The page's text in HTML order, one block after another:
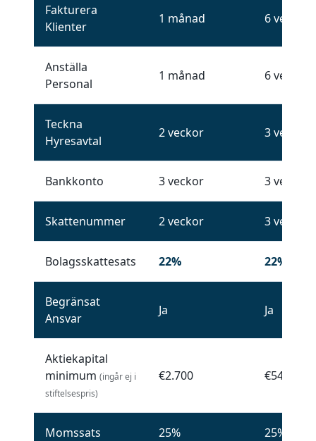
Fakturera
Klienter
1 månad 6 veckor
Anställa
Personal
1 månad 6 veckor
Teckna
Hyresavtal
2 veckor 3 veckor
Bankkonto 3 veckor 3 veckor
Skattenummer 2 veckor 3 veckor
Bolagsskattesats 22% 22%
Begränsat
Ansvar
Ja Ja
Aktiekapital
minimum (ingår ej i
stiftelsespris)
€2.700 €54.000
Momssats 25% 25%